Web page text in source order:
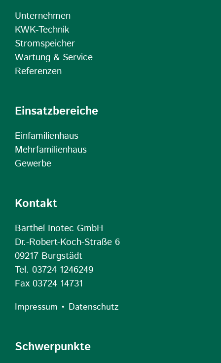
Unternehmen
KWK-Technik
Stromspeicher
Wartung & Service
Referenzen
Einsatzbereiche
Einfamilienhaus
Mehrfamilienhaus
Gewerbe
Kontakt
Barthel Inotec GmbH
Dr.-Robert-Koch-Straße 6
09217 Burgstädt
Tel. 03724 1246249
Fax 03724 14731
Impressum • Datenschutz
Schwerpunkte